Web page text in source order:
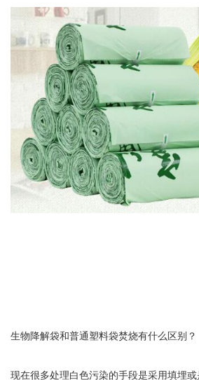
生物降解袋和普通塑料袋焚烧有什么区别？
现在很多处理白色污染的手段是采用填埋